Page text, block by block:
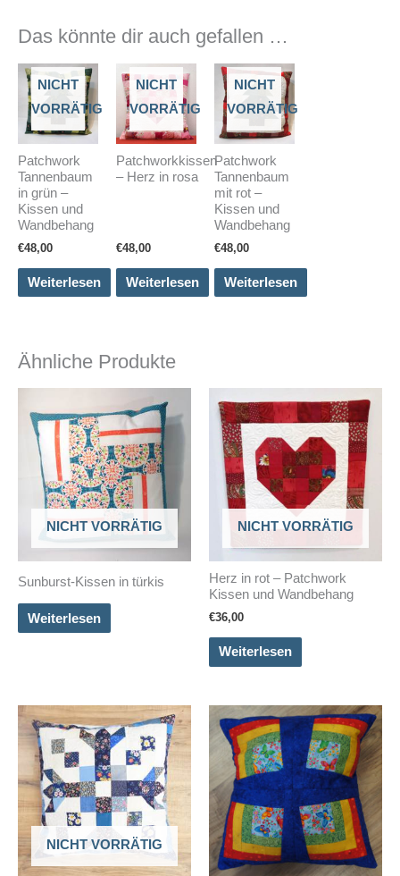
Das könnte dir auch gefallen …
NICHT
VORRÄTIG
Patchwork
Tannenbaum
in grün –
Kissen und
Wandbehang
€48,00
Weiterlesen
NICHT
VORRÄTIG
Patchworkkissen
– Herz in rosa
€48,00
Weiterlesen
NICHT
VORRÄTIG
Patchwork
Tannenbaum
mit rot –
Kissen und
Wandbehang
€48,00
Weiterlesen
Ähnliche Produkte
NICHT VORRÄTIG
Sunburst-Kissen in türkis
Weiterlesen
NICHT VORRÄTIG
Herz in rot – Patchwork
Kissen und Wandbehang
€36,00
Weiterlesen
NICHT VORRÄTIG